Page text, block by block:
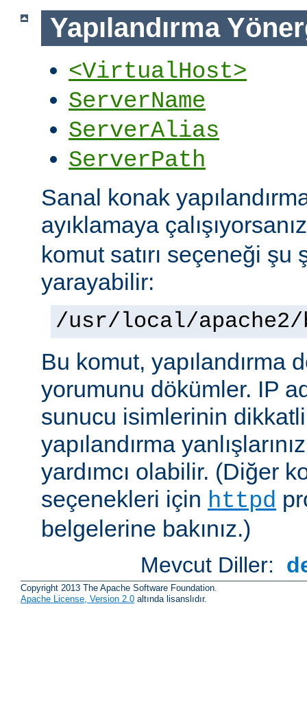
Yapılandırma
<VirtualHost>
ServerName
ServerAlias
ServerPath
Sanal konak
ayıklamaya
komut satırı seçeneği
yarayabilir:
/usr/local/
Bu komut, yapılandırma
yorumunu dökümler. IP
sunucu isimlerinin
yapılandırma
yardımcı olabilir. (Diğer
seçenekleri için httpd
belgelerine bakınız.)
Mevcut Diller:
Copyright 2013 The Apache Software Foundation.
Apache License, Version 2.0 altında lisanslıdır.